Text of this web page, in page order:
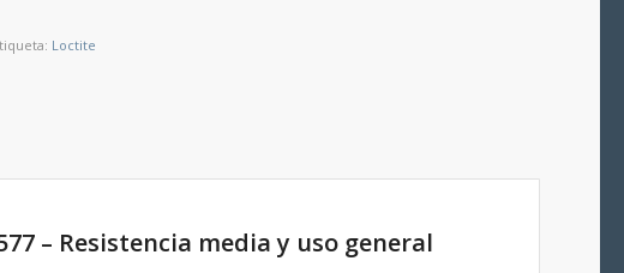
Loctite
– Resistencia media y uso general